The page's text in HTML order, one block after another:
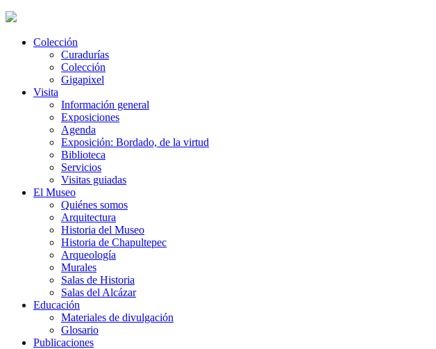
Colección
Curadurías
Colección
Gigapixel
Visita
Información general
Exposiciones
Agenda
Exposición: Bordado, de la virtud
Biblioteca
Servicios
Visitas guiadas
El Museo
Quiénes somos
Arquitectura
Historia del Museo
Historia de Chapultepec
Arqueología
Murales
Salas de Historia
Salas del Alcázar
Educación
Materiales de divulgación
Glosario
Publicaciones